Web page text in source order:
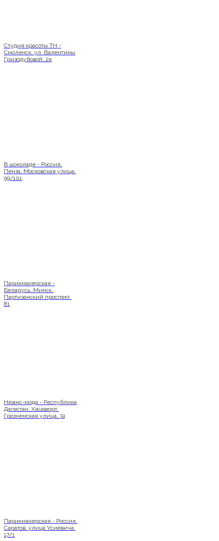
Студия красоты ТН -
Смоленск, ул. Валентины
Гризодубовой, 2а
В шоколаде - Россия,
Пенза, Московская улица,
99/101
Парикмахерская -
Беларусь, Минск,
Партизанский проспект,
81
Нюанс-мода - Республика
Дагестан, Хасавюрт,
Грозненская улица, 74
Парикмахерская - Россия,
Саратов, улица Усиевича,
17/1